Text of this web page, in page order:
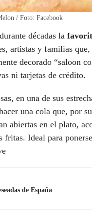
/ Foto: Facebook
décadas la
artistas y familias
decorado “saloon
ni tarjetas de crédito.
en una de sus
una cola que, por
abiertas en el plato,
fritas. Ideal para
de España